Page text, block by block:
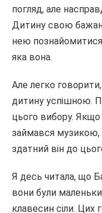
погляд, але
Дитину свою
нею
яка вона.
Але легко
дитину успішною.
цього вибору. Якщо
займався музикою,
здатний він до
Я десь читала, що
вони були
клавесин сіли. Цих